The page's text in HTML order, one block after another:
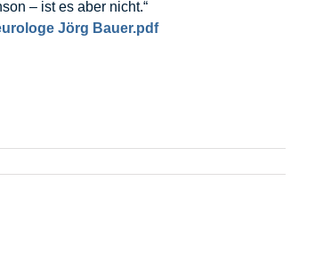
– ist es aber nicht.“
Jörg Bauer.pdf